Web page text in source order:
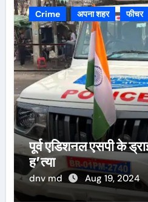
Crime अपना शहर फीचर
पूर्व एडिशनल एसपी के
ह’त्या
dnv md Aug 19, 2024